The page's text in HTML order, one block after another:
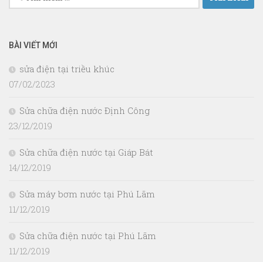
kiếm
BÀI VIẾT MỚI
sửa điện tại triều khúc
07/02/2023
Sửa chữa điện nước Định Công
23/12/2019
Sửa chữa điện nước tại Giáp Bát
14/12/2019
Sửa máy bơm nước tại Phú Lãm
11/12/2019
Sửa chữa điện nước tại Phú Lãm
11/12/2019